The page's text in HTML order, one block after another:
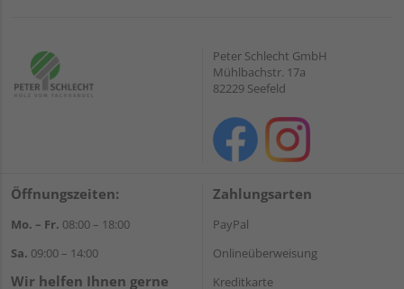
Peter Schlecht GmbH
Mühlbachstr. 17a
82229 Seefeld
Öffnungszeiten:
Mo. – Fr. 08:00 – 18:00
Sa. 09:00 – 14:00
Wir helfen Ihnen gerne
Zahlungsarten
PayPal
Onlineüberweisung
Kreditkarte